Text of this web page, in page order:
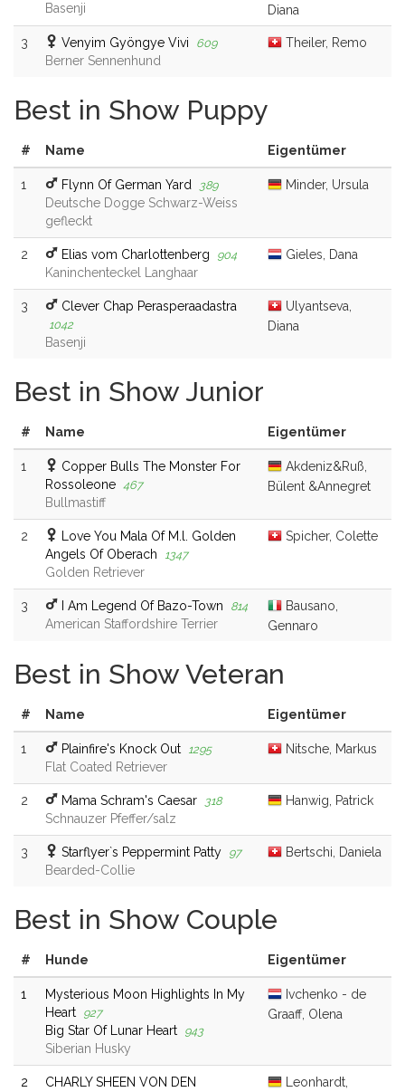
Basenji
Diana
3 Venyim Gyöngye Vivi 609
Berner Sennenhund
Theiler, Remo
Best in Show Puppy
# Name Eigentümer
1 Flynn Of German Yard 389
Deutsche Dogge Schwarz-Weiss
gefleckt
Minder, Ursula
2 Elias vom Charlottenberg 904
Kaninchenteckel Langhaar
Gieles, Dana
3 Clever Chap Perasperaadastra
1042
Basenji
Ulyantseva,
Diana
Best in Show Junior
# Name Eigentümer
1
Copper Bulls The Monster For
Rossoleone 467
Bullmastiff
Akdeniz&Ruß,
Bülent &Annegret
2
Love You Mala Of M.l. Golden
Angels Of Oberach
1347
Golden Retriever
Spicher, Colette
3 I Am Legend Of Bazo-Town 814
American Staffordshire Terrier
Bausano,
Gennaro
Best in Show Veteran
# Name Eigentümer
1 Plainfire's Knock Out 1295
Flat Coated Retriever
Nitsche, Markus
2 Mama Schram's Caesar 318
Schnauzer Pfeffer/salz
Hanwig, Patrick
3 Starflyer`s Peppermint Patty 97
Bearded-Collie
Bertschi, Daniela
Best in Show Couple
# Hunde Eigentümer
1
Mysterious Moon Highlights In My
Heart 927
Big Star Of Lunar Heart 943
Siberian Husky
Ivchenko - de
Graaff, Olena
2
CHARLY SHEEN VON DEN
Leonhardt,